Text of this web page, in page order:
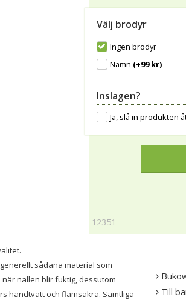
Välj brodyr
Ingen brodyr
Namn (+99 kr)
Inslagen?
Ja, slå in produkten
12351
sådana material som
nallen blir fuktig, dessutom
handtvätt och flamsäkra. Samtliga
Till